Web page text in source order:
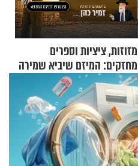
מזוזות, ציציות וספרים
מחזקים: המיזם שיביא שמירה
רוחנית לאלפי חיילי צה"ל